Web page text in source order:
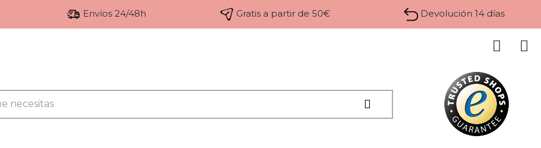
Envíos 24/48h Gratis a partir de 50€ Devolución 14 días